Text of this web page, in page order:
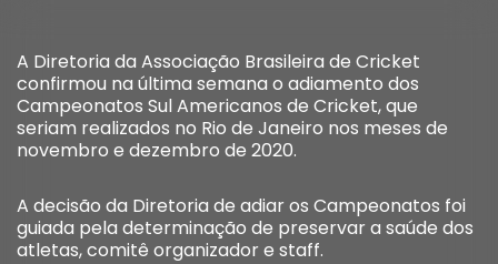
A Diretoria da Associação Brasileira de Cricket
confirmou na última semana o adiamento dos
Campeonatos Sul Americanos de Cricket, que
seriam realizados no Rio de Janeiro nos meses de
novembro e dezembro de 2020.
A decisão da Diretoria de adiar os Campeonatos foi
guiada pela determinação de preservar a saúde dos
atletas, comitê organizador e staff.